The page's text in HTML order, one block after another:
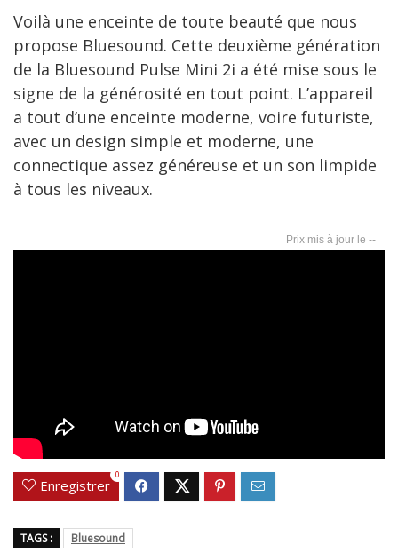
Voilà une enceinte de toute beauté que nous
propose Bluesound. Cette deuxième génération
de la Bluesound Pulse Mini 2i a été mise sous le
signe de la générosité en tout point. L’appareil
a tout d’une enceinte moderne, voire futuriste,
avec un design simple et moderne, une
connectique assez généreuse et un son limpide
à tous les niveaux.
--
Enregistrer
0
TAGS : Bluesound